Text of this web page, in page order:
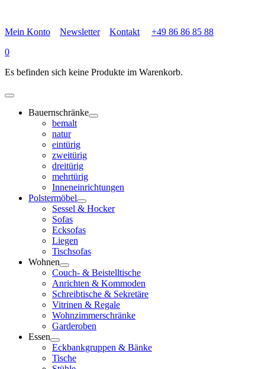
Mein Konto Newsletter Kontakt
+49 86 86 85 88
0
Es befinden sich keine Produkte im Warenkorb.
Bauernschränke
bemalt
natur
eintürig
zweitürig
dreitürig
mehrtürig
Inneneinrichtungen
Polstermöbel
Sessel & Hocker
Sofas
Ecksofas
Liegen
Tischsofas
Wohnen
Couch- & Beistelltische
Anrichten & Kommoden
Schreibtische & Sekretäre
Vitrinen & Regale
Wohnzimmerschränke
Garderoben
Essen
Eckbankgruppen & Bänke
Tische